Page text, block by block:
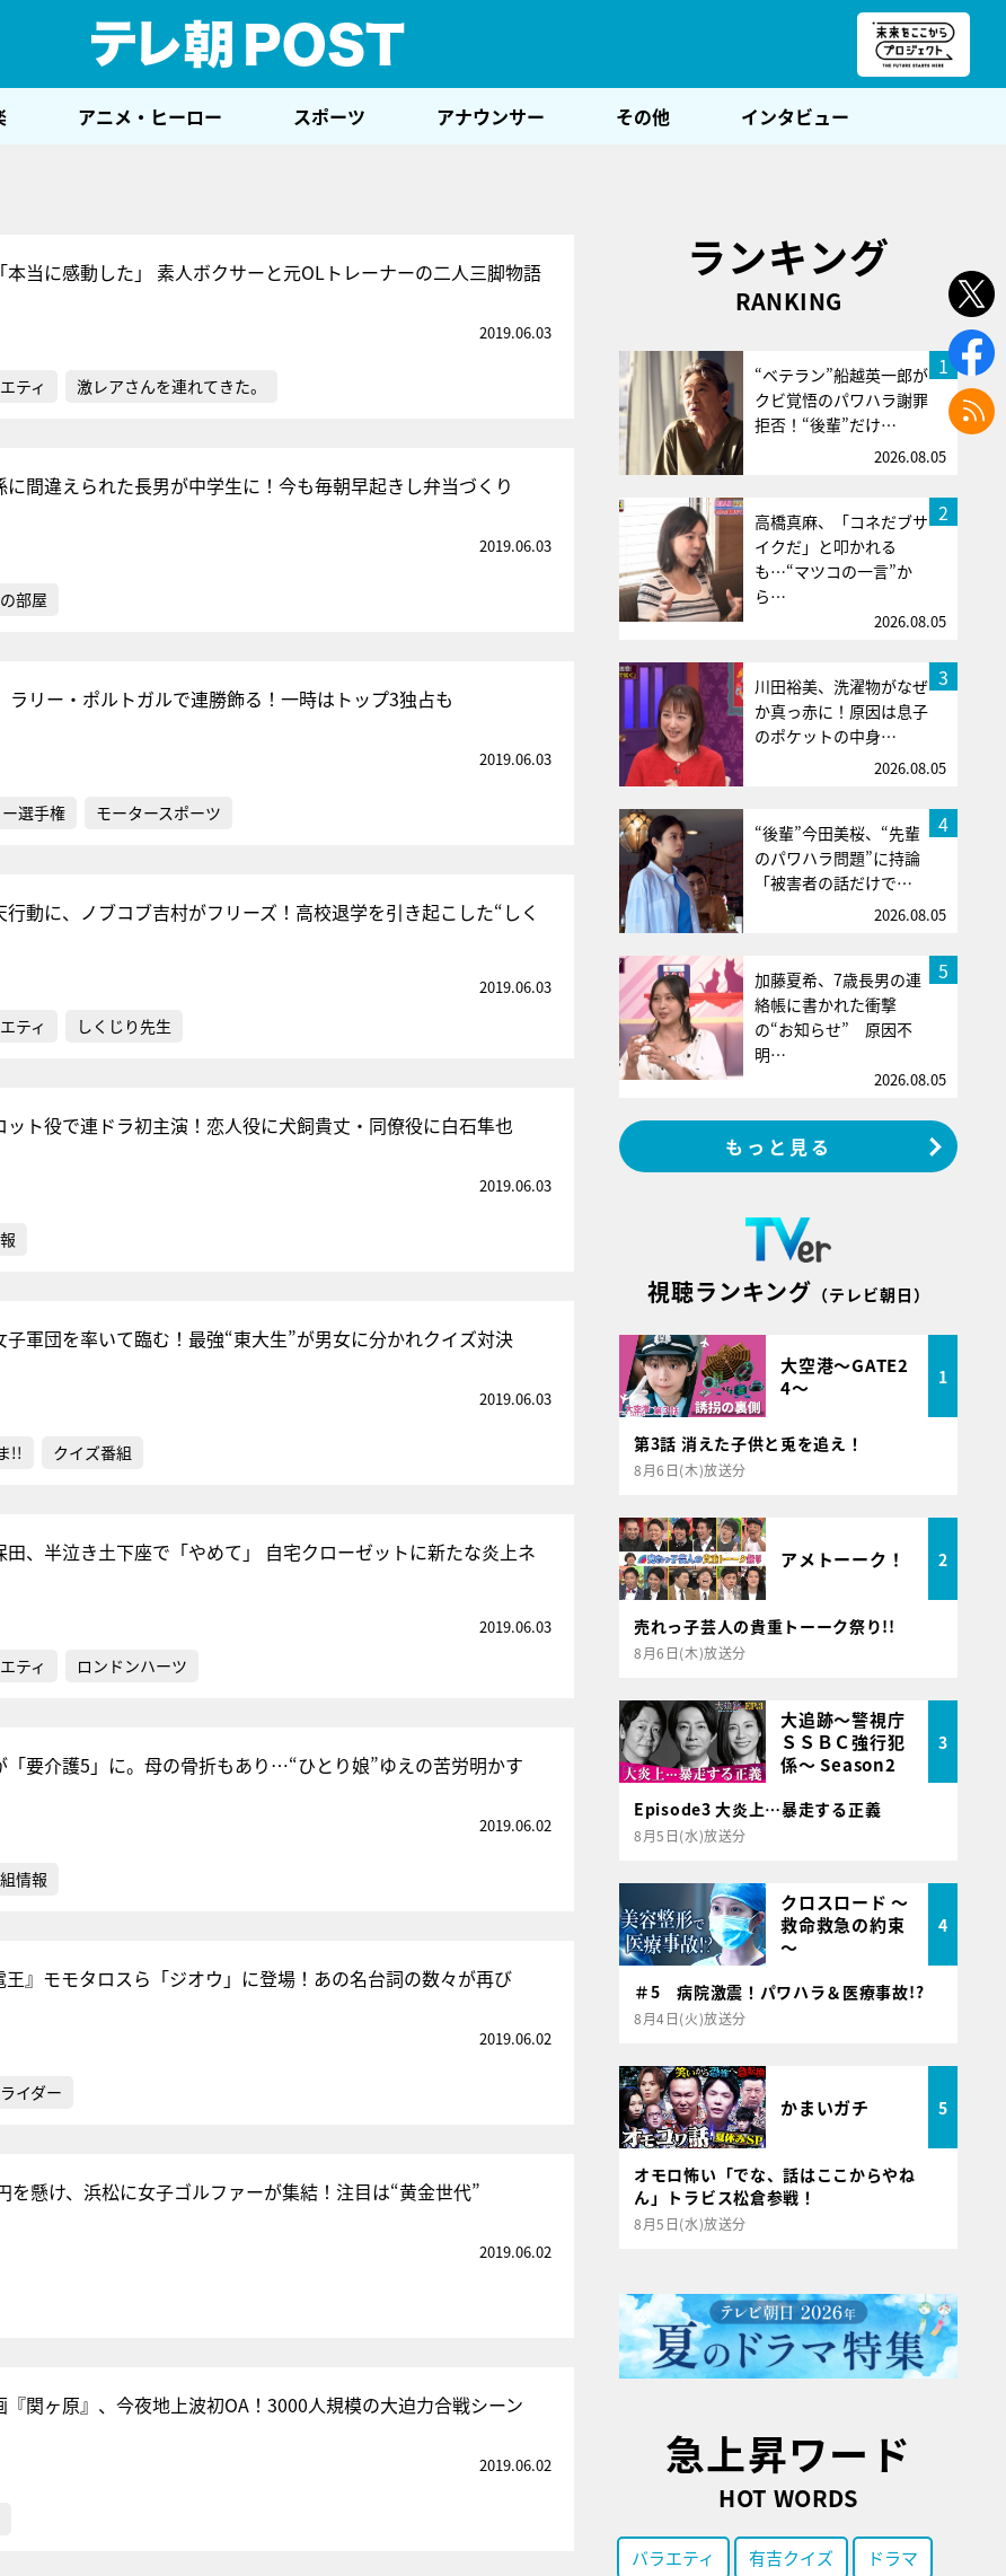
アニメ・ヒーロー スポーツ アナウンサー その他 インタビュー
本当に感動した」 素人ボクサーと元OLトレーナーの二人三脚物語
2019.06.03
ティ 激レアさんを連れてきた。
間違えられた長男が中学生に！今も毎朝早起きし弁当づくり
2019.06.03
部屋
ラリー・ポルトガルで連勝飾る！一時はトップ3独占も
2019.06.03
選手権 モータースポーツ
動に、ノブコブ吉村がフリーズ！高校退学を引き起こした“しく
2019.06.03
ティ しくじり先生
ト役で連ドラ初主演！恋人役に犬飼貴丈・同僚役に白石隼也
2019.06.03
子軍団を率いて臨む！最強“東大生”が男女に分かれクイズ対決
2019.06.03
!! クイズ番組
田、半泣き土下座で「やめて」 自宅クローゼットに新たな炎上ネ
2019.06.03
ティ ロンドンハーツ
「要介護5」に。母の骨折もあり…“ひとり娘”ゆえの苦労明かす
2019.06.02
情報
王』モモタロスら「ジオウ」に登場！あの名台詞の数々が再び
2019.06.02
イダー
を懸け、浜松に女子ゴルファーが集結！注目は“黄金世代”
2019.06.02
『関ヶ原』、今夜地上波初OA！3000人規模の大迫力合戦シーン
2019.06.02
ランキング
RANKING
1
“ベテラン”船越英一郎が
クビ覚悟のパワハラ謝罪
拒否！“後輩”だけ…
2026.08.05
2
高橋真麻、「コネだブサ
イクだ」と叩かれる
も…“マツコの一言”か
ら…
2026.08.05
3
川田裕美、洗濯物がなぜ
か真っ赤に！原因は息子
のポケットの中身…
2026.08.05
4
“後輩”今田美桜、“先輩
のパワハラ問題”に持論
「被害者の話だけで…
2026.08.05
5
加藤夏希、7歳長男の連
絡帳に書かれた衝撃
の“お知らせ” 原因不
明…
2026.08.05
もっと見る
視聴ランキング （テレビ朝日）
大空港～GATE2
4～
1
第3話 消えた子供と兎を追え！
8月6日(木)放送分
アメトーーク！ 2
売れっ子芸人の貴重トーーク祭り!!
8月6日(木)放送分
大追跡～警視庁
ＳＳＢＣ強行犯
係～ Season2
3
Episode3 大炎上…暴走する正義
8月5日(水)放送分
クロスロード ～
救命救急の約束
～
4
＃5 病院激震！パワハラ＆医療事故!?
8月4日(火)放送分
かまいガチ 5
オモロ怖い「でな、話はここからやね
ん」トラビス松倉参戦！
8月5日(水)放送分
急上昇ワード
HOT WORDS
バラエティ 有吉クイズ ドラマ